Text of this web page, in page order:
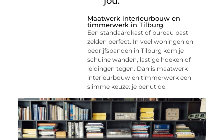
Maatwerk interieurbouw en
timmerwerk in Tilburg
Een standaardkast of bureau past
zelden perfect. In veel woningen en
bedrijfspanden in Tilburg kom je
schuine wanden, lastige hoeken of
leidingen tegen. Dan is maatwerk
interieurbouw en timmerwerk een
slimme keuze: je benut de